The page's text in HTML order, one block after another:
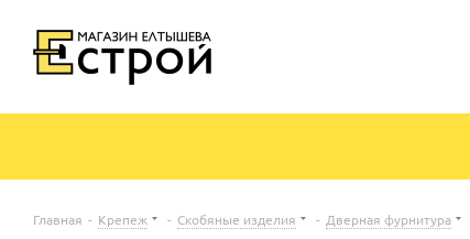
Главная - Крепеж - Скобяные изделия - Дверная фурнитура